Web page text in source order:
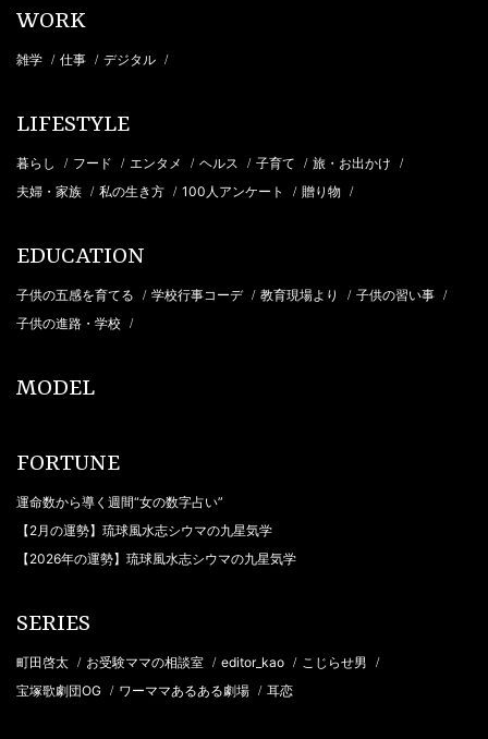
WORK
雑学 / 仕事 / デジタル /
LIFESTYLE
暮らし / フード / エンタメ / ヘルス / 子育て / 旅・お出かけ /
夫婦・家族 / 私の生き方 / 100人アンケート / 贈り物 /
EDUCATION
子供の五感を育てる / 学校行事コーデ / 教育現場より / 子供の習い事 /
子供の進路・学校 /
MODEL
FORTUNE
運命数から導く週間“女の数字占い”
【2月の運勢】琉球風水志シウマの九星気学
【2026年の運勢】琉球風水志シウマの九星気学
SERIES
町田啓太 / お受験ママの相談室 / editor_kao / こじらせ男 /
宝塚歌劇団OG / ワーママあるある劇場 / 耳恋